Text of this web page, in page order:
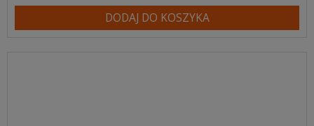
DODAJ DO KOSZYKA